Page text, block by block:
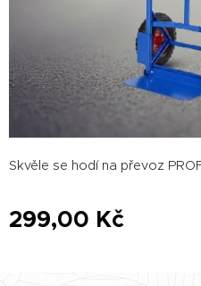
Skvěle se hodí na převoz
299,00 Kč